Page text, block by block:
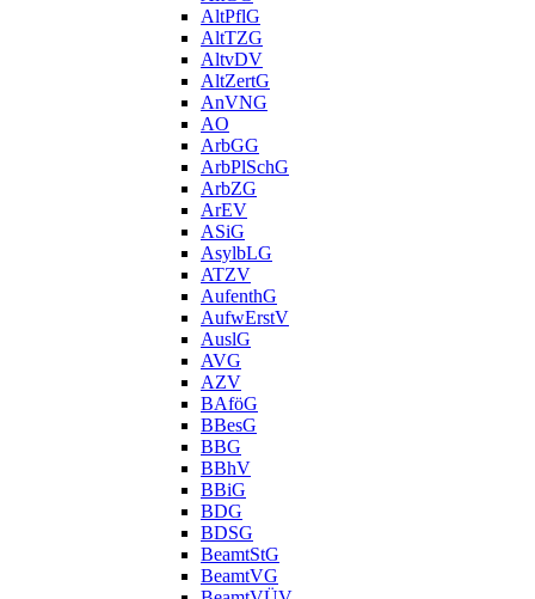
AltPflG
AltTZG
AltvDV
AltZertG
AnVNG
AO
ArbGG
ArbPlSchG
ArbZG
ArEV
ASiG
AsylbLG
ATZV
AufenthG
AufwErstV
AuslG
AVG
AZV
BAföG
BBesG
BBG
BBhV
BBiG
BDG
BDSG
BeamtStG
BeamtVG